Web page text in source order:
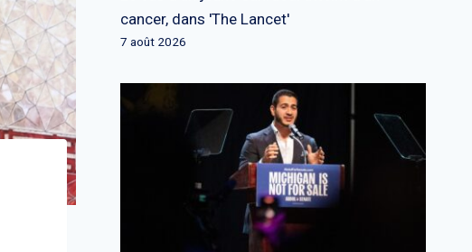
cancer, dans 'The Lancet'
7 août 2026